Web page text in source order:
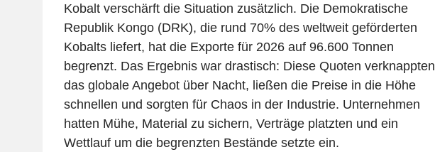
Kobalt verschärft die Situation zusätzlich. Die Demokratische
Republik Kongo (DRK), die rund 70% des weltweit geförderten
Kobalts liefert, hat die Exporte für 2026 auf 96.600 Tonnen
begrenzt. Das Ergebnis war drastisch: Diese Quoten verknappten
das globale Angebot über Nacht, ließen die Preise in die Höhe
schnellen und sorgten für Chaos in der Industrie. Unternehmen
hatten Mühe, Material zu sichern, Verträge platzten und ein
Wettlauf um die begrenzten Bestände setzte ein.